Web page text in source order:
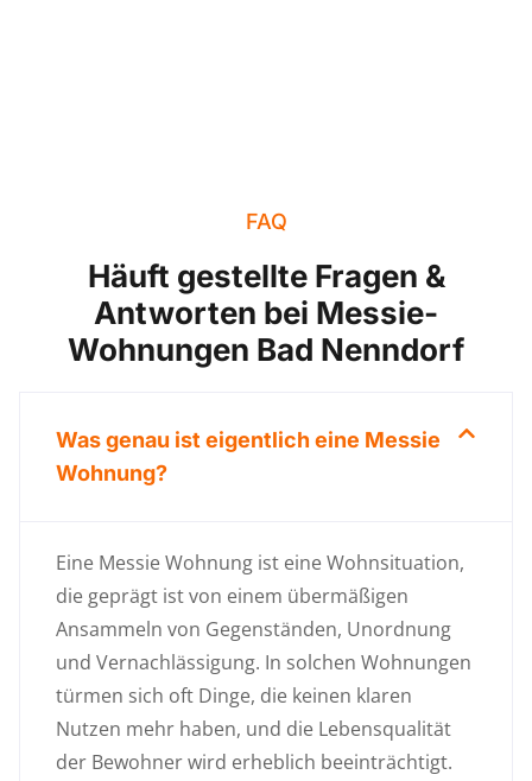
FAQ
Häuft gestellte Fragen &
Antworten bei Messie-
Wohnungen Bad Nenndorf
Was genau ist eigentlich eine Messie
Wohnung?
Eine Messie Wohnung ist eine Wohnsituation,
die geprägt ist von einem übermäßigen
Ansammeln von Gegenständen, Unordnung
und Vernachlässigung. In solchen Wohnungen
türmen sich oft Dinge, die keinen klaren
Nutzen mehr haben, und die Lebensqualität
der Bewohner wird erheblich beeinträchtigt.